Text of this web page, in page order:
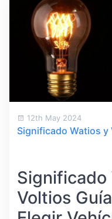
12th May 2024
Significado Watios y
Significado
Voltios